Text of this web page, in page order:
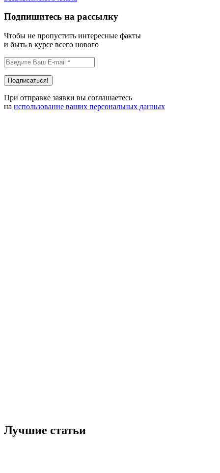
Подпишитесь на рассылку
Чтобы не пропустить интересные факты
и быть в курсе всего нового
При отправке заявки вы соглашаетесь
на использование ваших персональных данных
Лучшие статьи